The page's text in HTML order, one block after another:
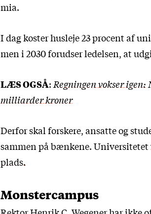
mia.
I dag koster husleje 23 procent af
men i 2030 forudser ledelsen, at
LÆS OGSÅ:Regningen vokser
milliarder kroner
Derfor skal forskere, ansatte og
sammen på bænkene. Universitetet
plads.
Monstercampus